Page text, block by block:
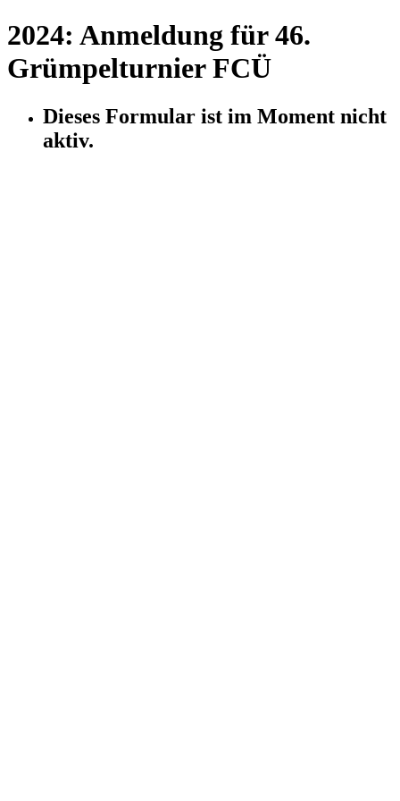
2024: Anmeldung für 46.
Grümpelturnier FCÜ
Dieses Formular ist im Moment nicht
aktiv.